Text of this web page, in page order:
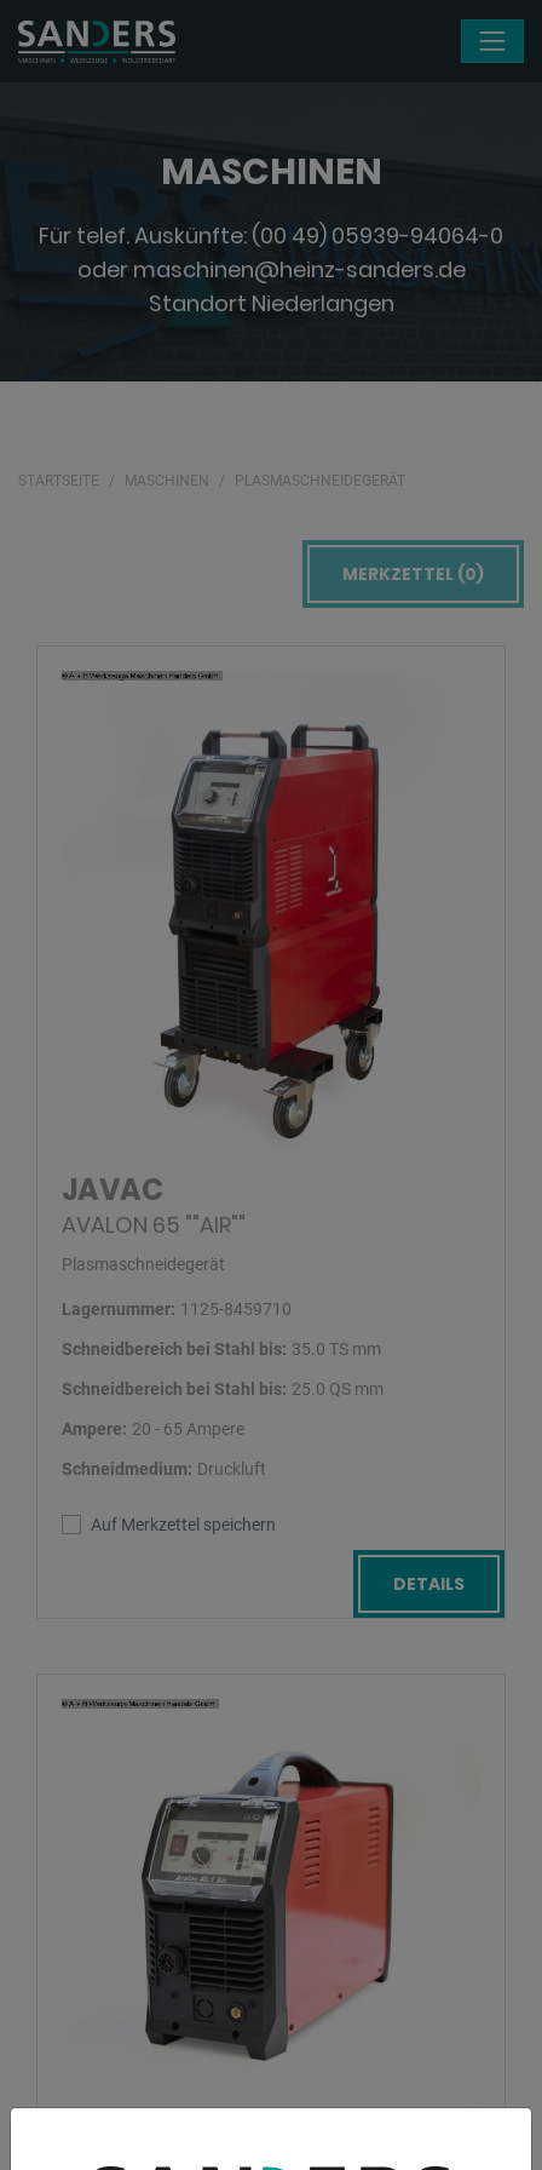
MASCHINEN
Für telef. Auskünfte: (00 49) 05939-94064-0
oder maschinen@heinz-sanders.de
Standort Niederlangen
STARTSEITE MASCHINEN PLASMASCHNEIDEGERÄT
MERKZETTEL (0)
JAVAC
AVALON 65 ""AIR""
Plasmaschneidegerät
Lagernummer: 1125-8459710
Schneidbereich bei Stahl bis: 35.0 TS mm
Schneidbereich bei Stahl bis: 25.0 QS mm
Ampere: 20 - 65 Ampere
Schneidmedium: Druckluft
Auf Merkzettel speichern
DETAILS